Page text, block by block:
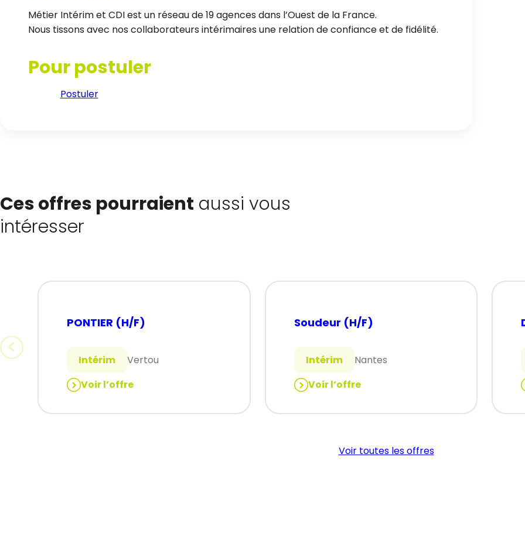
Métier Intérim et CDI est un réseau de 19 agences dans l’Ouest de la France.
Nous tissons avec nos collaborateurs intérimaires une relation de confiance et de fidélité.
Pour postuler
Postuler
Ces offres pourraient aussi vous
intéresser
PONTIER (H/F)
Intérim
Vertou
Voir l’offre
:
Soudeur (H/F)
Intérim
Nantes
Voir l’offre
:
:
Voir toutes les offres